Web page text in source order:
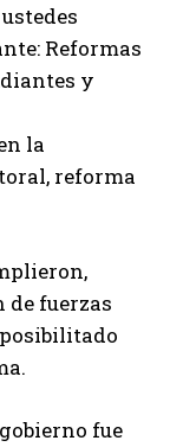
Reformas
y
la
reforma
fuerzas
fue